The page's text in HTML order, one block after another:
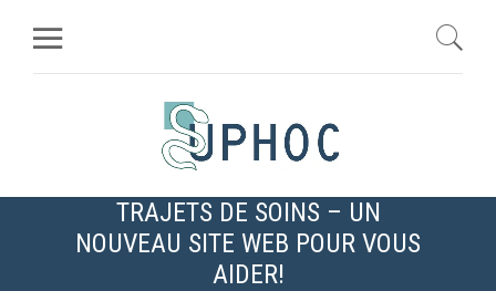
TRAJETS DE SOINS – UN
NOUVEAU SITE WEB POUR VOUS
AIDER!